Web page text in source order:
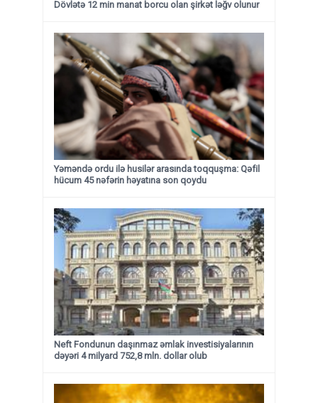
Dövlətə 12 min manat borcu olan şirkət ləğv olunur
Yəməndə ordu ilə husilər arasında toqquşma: Qəfil
hücum 45 nəfərin həyatına son qoydu
Neft Fondunun daşınmaz əmlak investisiyalarının
dəyəri 4 milyard 752,8 mln. dollar olub